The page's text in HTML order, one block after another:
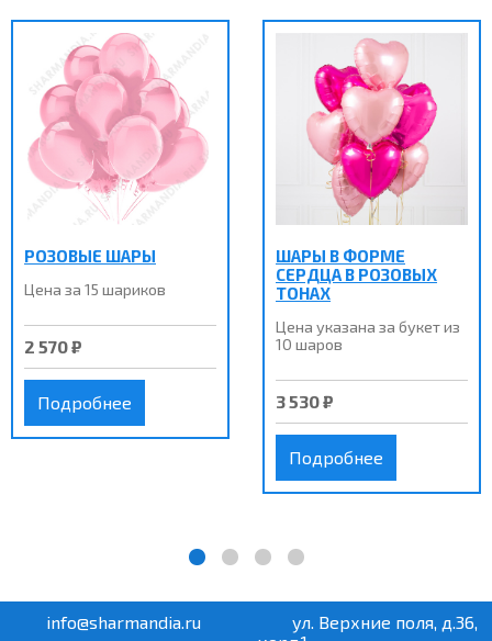
РОЗОВЫЕ ШАРЫ
Цена за 15 шариков
2 570 ₽
Подробнее
ШАРЫ В ФОРМЕ
СЕРДЦА В РОЗОВЫХ
ТОНАХ
Цена указана за букет из
10 шаров
3 530 ₽
Подробнее
info@sharmandia.ru
ул. Верхние поля, д.36,